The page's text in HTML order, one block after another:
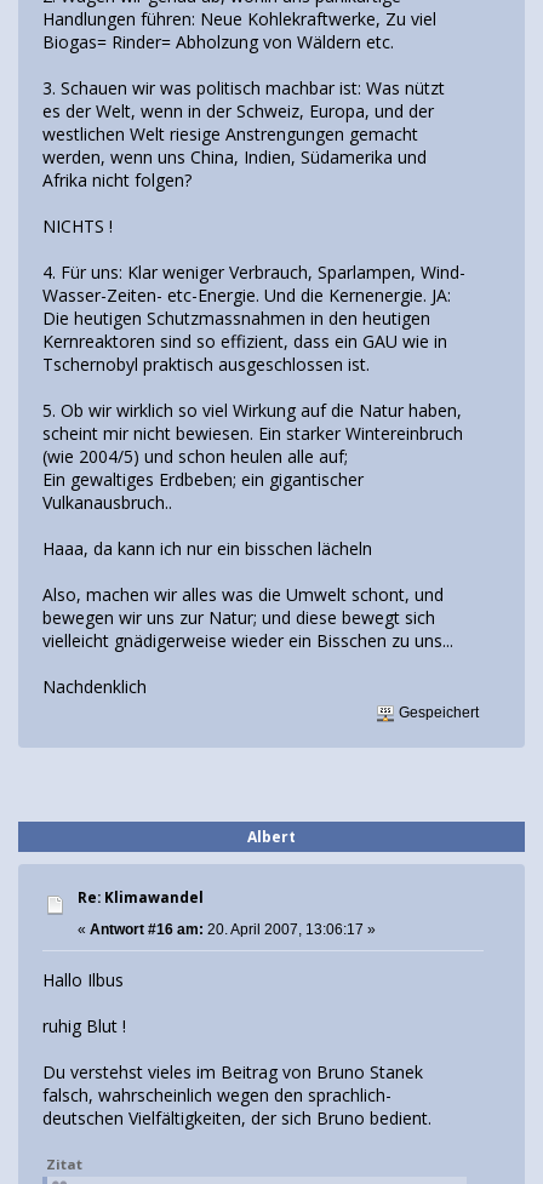
Handlungen führen: Neue Kohlekraftwerke, Zu viel
Biogas= Rinder= Abholzung von Wäldern etc.
3. Schauen wir was politisch machbar ist: Was nützt
es der Welt, wenn in der Schweiz, Europa, und der
westlichen Welt riesige Anstrengungen gemacht
werden, wenn uns China, Indien, Südamerika und
Afrika nicht folgen?
NICHTS !
4. Für uns: Klar weniger Verbrauch, Sparlampen, Wind-
Wasser-Zeiten- etc-Energie. Und die Kernenergie. JA:
Die heutigen Schutzmassnahmen in den heutigen
Kernreaktoren sind so effizient, dass ein GAU wie in
Tschernobyl praktisch ausgeschlossen ist.
5. Ob wir wirklich so viel Wirkung auf die Natur haben,
scheint mir nicht bewiesen. Ein starker Wintereinbruch
(wie 2004/5) und schon heulen alle auf;
Ein gewaltiges Erdbeben; ein gigantischer
Vulkanausbruch..
Haaa, da kann ich nur ein bisschen lächeln
Also, machen wir alles was die Umwelt schont, und
bewegen wir uns zur Natur; und diese bewegt sich
vielleicht gnädigerweise wieder ein Bisschen zu uns...
Nachdenklich
Gespeichert
Albert
Re: Klimawandel
« Antwort #16 am: 20. April 2007, 13:06:17 »
Hallo Ilbus
ruhig Blut !
Du verstehst vieles im Beitrag von Bruno Stanek
falsch, wahrscheinlich wegen den sprachlich-
deutschen Vielfältigkeiten, der sich Bruno bedient.
Zitat